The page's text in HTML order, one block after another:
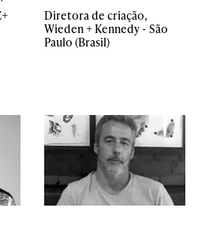
Diretora de criação,
Wieden + Kennedy - São
Paulo (Brasil)